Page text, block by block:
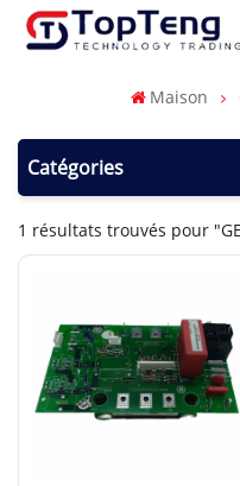
Maison
Catégories
1 résultats trouvés pour "GE